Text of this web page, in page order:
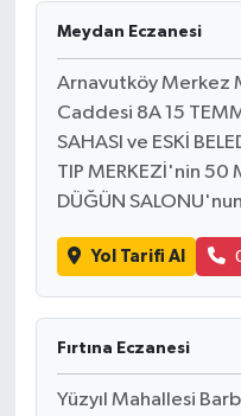
Meydan Eczanesi
Arnavutköy Merkez
Caddesi 8A 15
SAHASI ve ESKİ
TIP MERKEZİ'nin 50
DÜĞÜN
Yol Tarifi Al
Fırtına Eczanesi
Yüzyıl Mahallesi